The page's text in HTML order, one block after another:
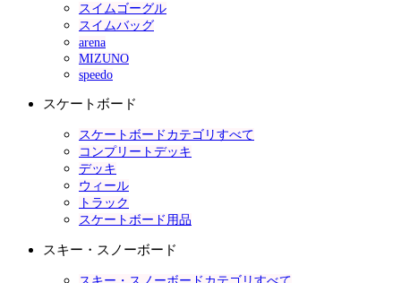
スイムゴーグル
スイムバッグ
arena
MIZUNO
speedo
スケートボード
スケートボードカテゴリすべて
コンプリートデッキ
デッキ
ウィール
トラック
スケートボード用品
スキー・スノーボード